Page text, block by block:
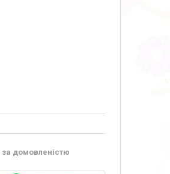
за домовленістю